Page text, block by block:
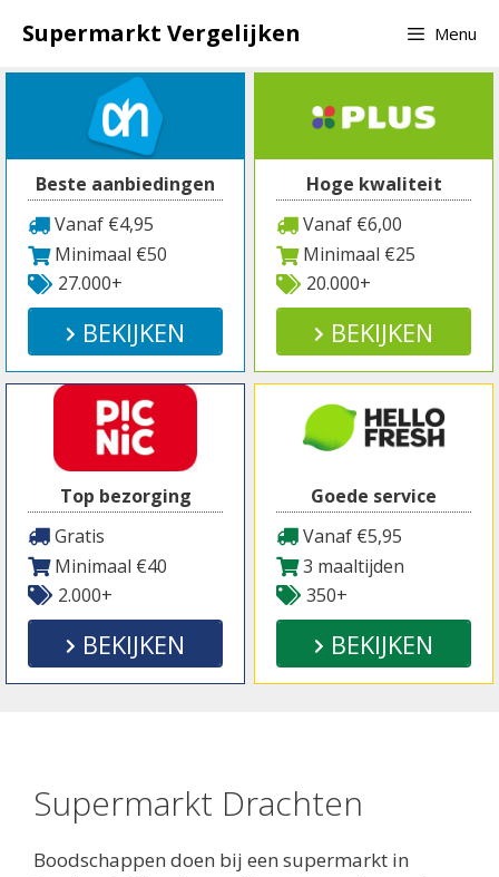
naar
inhoud
Supermarkt Vergelijken Menu
Beste aanbiedingen
Vanaf €4,95
Minimaal €50
27.000+
BEKIJKEN
Hoge kwaliteit
Vanaf €6,00
Minimaal €25
20.000+
BEKIJKEN
Top bezorging
Gratis
Minimaal €40
2.000+
BEKIJKEN
Goede service
Vanaf €5,95
3 maaltijden
350+
BEKIJKEN
Supermarkt Drachten
Boodschappen doen bij een supermarkt in